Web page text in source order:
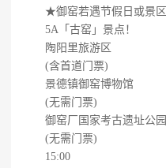
★御窑若遇节假日或景
5A「古窑」景点！
陶阳里旅游区
(含首道门票)
景德镇御窑博物馆
(无需门票)
御窑厂国家考古遗址公园
(无需门票)
15:00